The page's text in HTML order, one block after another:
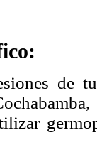
de